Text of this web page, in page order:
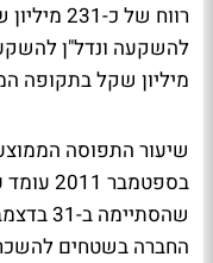
רווח של
מיליון שקל בתקופה